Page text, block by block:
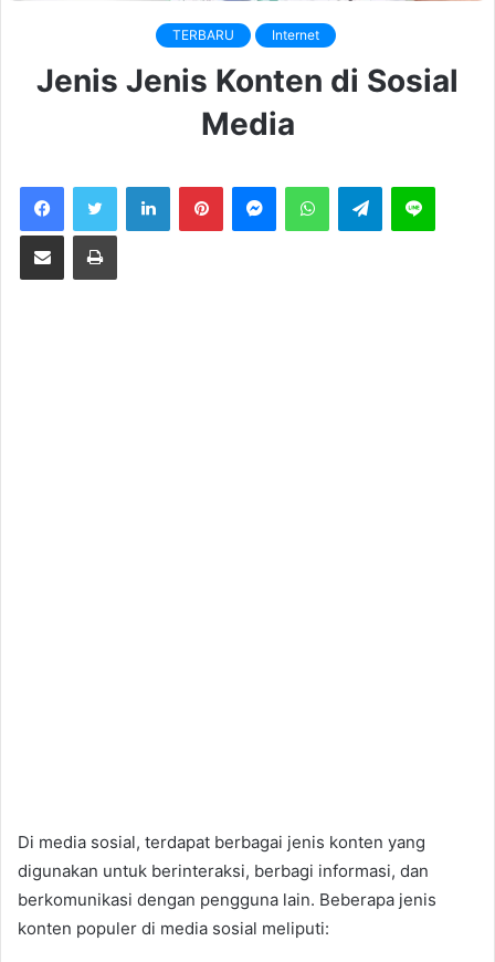
TERBARU Internet
Jenis Jenis Konten di Sosial
Media
LinkedInPinterestMessengerWhatsAppTelegramLine
Share via Email Print
Di media sosial, terdapat berbagai jenis konten yang
digunakan untuk berinteraksi, berbagi informasi, dan
berkomunikasi dengan pengguna lain. Beberapa jenis
konten populer di media sosial meliputi: